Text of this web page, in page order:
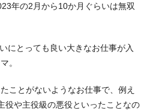
年の2月から10か月ぐらいは無双
にとっても良い大きなお仕事が入
。
ことがないようなお仕事で、例え
役や主役級の悪役といったことなの